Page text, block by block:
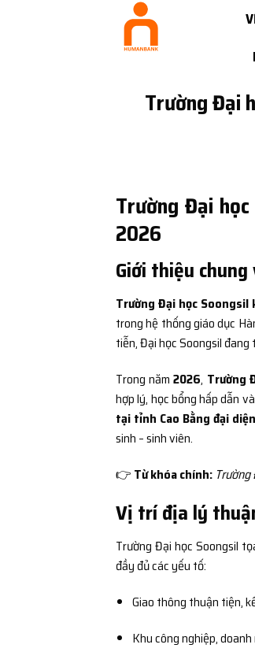
Trường Đại
Trường Đại
2026
Giới thiệu
Trường Đại học Soongsil
trong hệ thống giáo dục
tiễn, Đại học Soongsil
Trong năm2026, Trường
hợp lý, học bổng hấp dẫn
tại tỉnh Cao Bằng đại
sinh – sinh viên.
👉 Từ khóa chính:
Vị trí địa lý
Trường Đại học Soongsil
đầy đủ các yếu tố:
Giao thông thuận tiện,
Khu công nghiệp,